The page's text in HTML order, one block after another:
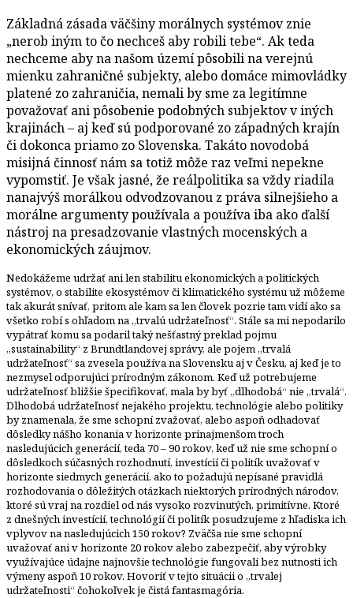
Základná zásada väčšiny morálnych systémov znie
„nerob iným to čo nechceš aby robili tebe“. Ak teda
nechceme aby na našom území pôsobili na verejnú
mienku zahraničné subjekty, alebo domáce mimovládky
platené zo zahraničia, nemali by sme za legitímne
považovať ani pôsobenie podobných subjektov v iných
krajinách – aj keď sú podporované zo západných krajín
či dokonca priamo zo Slovenska. Takáto novodobá
misijná činnosť nám sa totiž môže raz veľmi nepekne
vypomstiť. Je však jasné, že reálpolitika sa vždy riadila
nanajvýš morálkou odvodzovanou z práva silnejšieho a
morálne argumenty používala a používa iba ako ďalší
nástroj na presadzovanie vlastných mocenských a
ekonomických záujmov.
Nedokážeme udržať ani len stabilitu ekonomických a politických
systémov, o stabilite ekosystémov či klimatického systému už môžeme
tak akurát snívať, pritom ale kam sa len človek pozrie tam vidí ako sa
všetko robí s ohľadom na „trvalú udržateľnosť“. Stále sa mi nepodarilo
vypátrať komu sa podaril taký nešťastný preklad pojmu
„sustainability“ z Brundtlandovej správy, ale pojem „trvalá
udržateľnosť“ sa zvesela používa na Slovensku aj v Česku, aj keď je to
nezmysel odporujúci prírodným zákonom. Keď už potrebujeme
udržateľnosť bližšie špecifikovať, mala by byť „dlhodobá“ nie „trvalá“.
Dlhodobá udržateľnosť nejakého projektu, technológie alebo politiky
by znamenala, že sme schopní zvažovať, alebo aspoň odhadovať
dôsledky nášho konania v horizonte prinajmenšom troch
nasledujúcich generácií, teda 70 – 90 rokov, keď už nie sme schopní o
dôsledkoch súčasných rozhodnutí, investícií či politík uvažovať v
horizonte siedmych generácií, ako to požadujú nepísané pravidlá
rozhodovania o dôležitých otázkach niektorých prírodných národov,
ktoré sú vraj na rozdiel od nás vysoko rozvinutých, primitívne. Ktoré
z dnešných investícií, technológií či politík posudzujeme z hľadiska ich
vplyvov na nasledujúcich 150 rokov? Zväčša nie sme schopní
uvažovať ani v horizonte 20 rokov alebo zabezpečiť, aby výrobky
využívajúce údajne najnovšie technológie fungovali bez nutnosti ich
výmeny aspoň 10 rokov. Hovoriť v tejto situácii o „trvalej
udržateľnosti“ čohokoľvek je čistá fantasmagória.